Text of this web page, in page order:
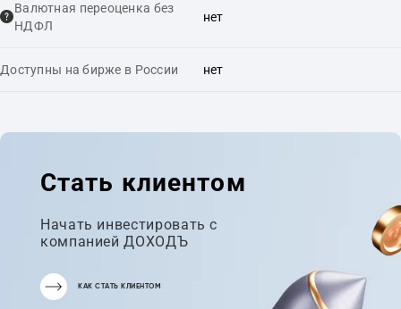
Валютная переоценка без
НДФЛ
нет
Доступны на бирже в России нет
Стать клиентом
Начать инвестировать с
компанией ДОХОДЪ
КАК СТАТЬ КЛИЕНТОМ